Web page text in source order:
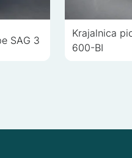
SAG 3
Krajalnica
600-BI